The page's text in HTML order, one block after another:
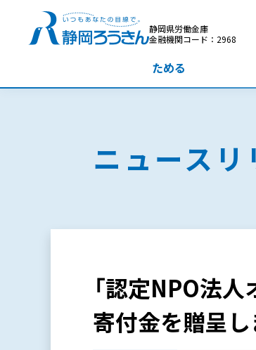
静岡県労働金庫
金融機関コード：2968
ためる
ニュースリ
「認定NPO法
寄付金を贈呈